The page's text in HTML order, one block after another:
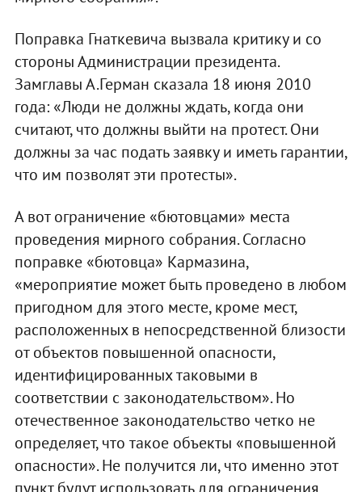
Поправка Гнаткевича вызвала критику и со
стороны Администрации президента.
Замглавы А.Герман сказала 18 июня 2010
года: «Люди не должны ждать, когда они
считают, что должны выйти на протест. Они
должны за час подать заявку и иметь гарантии,
что им позволят эти протесты».
А вот ограничение «бютовцами» места
проведения мирного собрания. Согласно
поправке «бютовца» Кармазина,
«мероприятие может быть проведено в любом
пригодном для этого месте, кроме мест,
расположенных в непосредственной близости
от объектов повышенной опасности,
идентифицированных таковыми в
соответствии с законодательством». Но
отечественное законодательство четко не
определяет, что такое объекты «повышенной
опасности». Не получится ли, что именно этот